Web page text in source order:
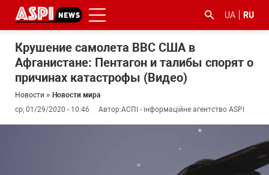
UA RU
Крушение самолета ВВС США в
Афганистане: Пентагон и талибы спорят о
причинах катастрофы (Видео)
Новости » Новости мира
ср, 01/29/2020 - 10:46
Автор:АСПІ - інформаційне агентство ASPI
#коронавірус